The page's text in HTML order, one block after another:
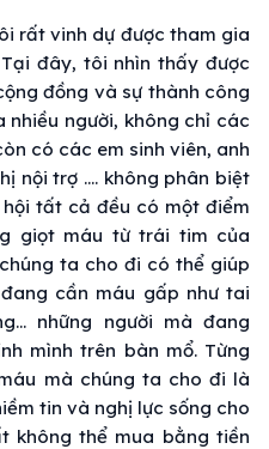
rất vinh dự được tham gia
đây, tôi nhìn thấy được
đồng và sự thành công
nhiều người, không chỉ các
có các em sinh viên, anh
nội trợ …. không phân biệt
tất cả đều có một điểm
giọt máu từ trái tim của
ta cho đi có thể giúp
cần máu gấp như tai
những người mà đang
mình trên bàn mổ. Từng
mà chúng ta cho đi là
tin và nghị lực sống cho
không thể mua bằng tiền